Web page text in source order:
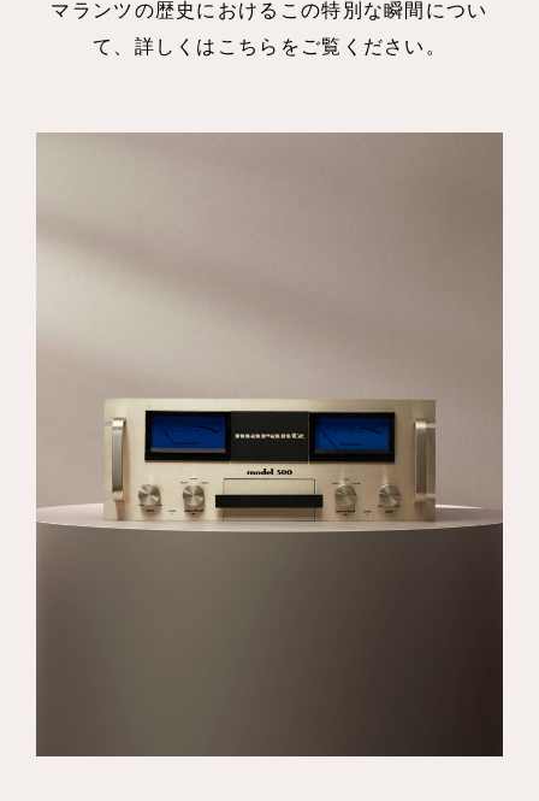
マランツの歴史におけるこの特別な瞬間につい
て、詳しくはこちらをご覧ください。